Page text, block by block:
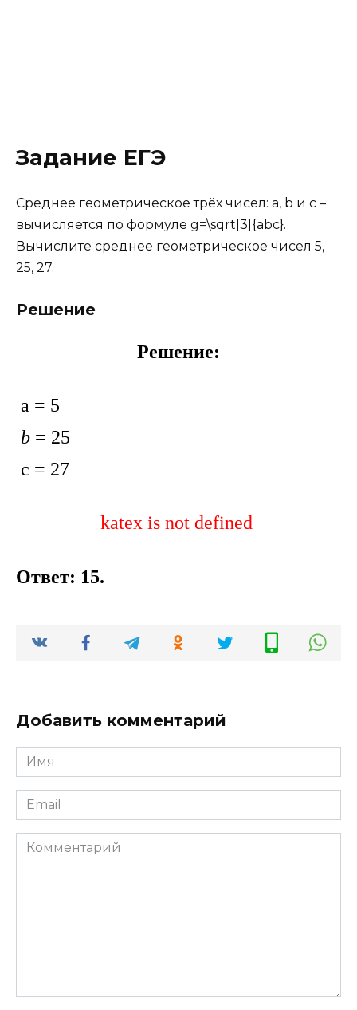
Задание ЕГЭ
Среднее геометрическое трёх чисел: a, b и c –
вычисляется по формуле g=\sqrt[3]{abc}.
Вычислите среднее геометрическое чисел 5,
25, 27.
Решение
Решение:
а = 5
b = 25
c = 27
katex is not defined
Ответ: 15.
Добавить комментарий
Имя
*
Email
*
Комментарий